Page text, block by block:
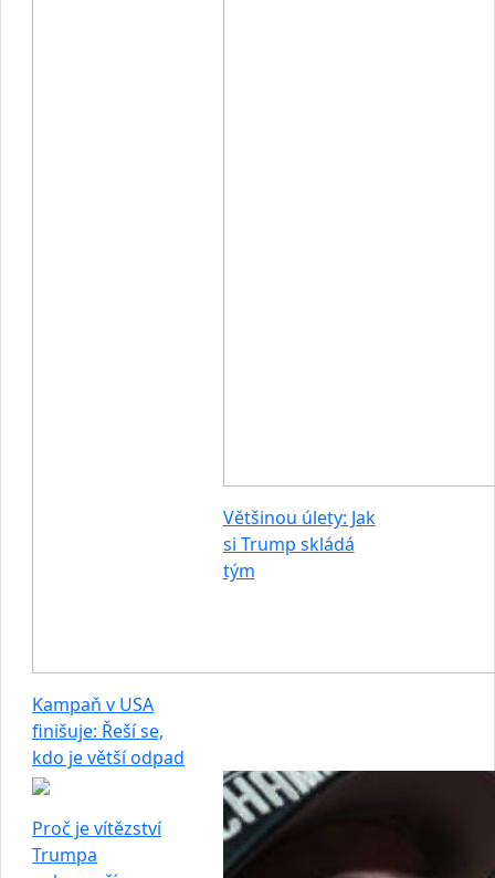
Kampaň v USA
finišuje: Řeší se,
kdo je větší odpad
Většinou úlety: Jak
si Trump skládá
tým
Proč je vítězství
Trumpa